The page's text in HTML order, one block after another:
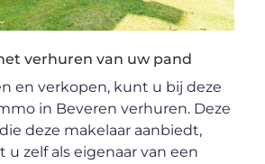
verhuren van uw pand
en verkopen, kunt u bij deze
in Beveren verhuren. Deze
deze makelaar aanbiedt,
u zelf als eigenaar van een